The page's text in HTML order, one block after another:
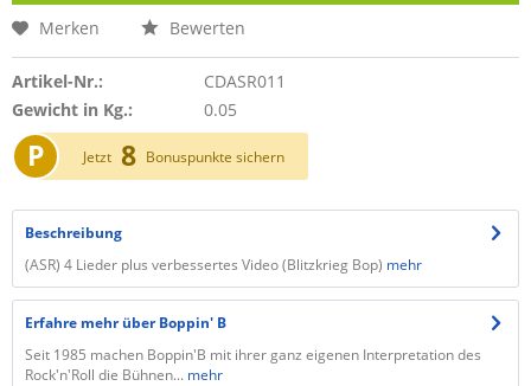
Merken Bewerten
Artikel-Nr.:
CDASR011
Gewicht in Kg.:
0.05
P Jetzt 8 Bonuspunkte sichern
Beschreibung
(ASR) 4 Lieder plus verbessertes Video (Blitzkrieg Bop) mehr
Erfahre mehr über Boppin' B
Seit 1985 machen Boppin'B mit ihrer ganz eigenen Interpretation des
Rock'n'Roll die Bühnen... mehr